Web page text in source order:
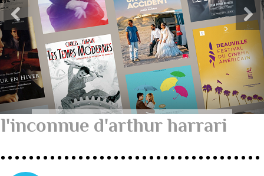
l'inconnue d'arthur harrari